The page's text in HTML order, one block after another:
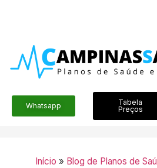
Whatsapp
Tabela
Preços
Início » Blog de Planos de